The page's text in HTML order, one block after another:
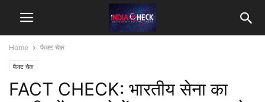
Home फैक्ट चेक
फैक्ट चेक
FACT CHECK: भारतीय सेना का